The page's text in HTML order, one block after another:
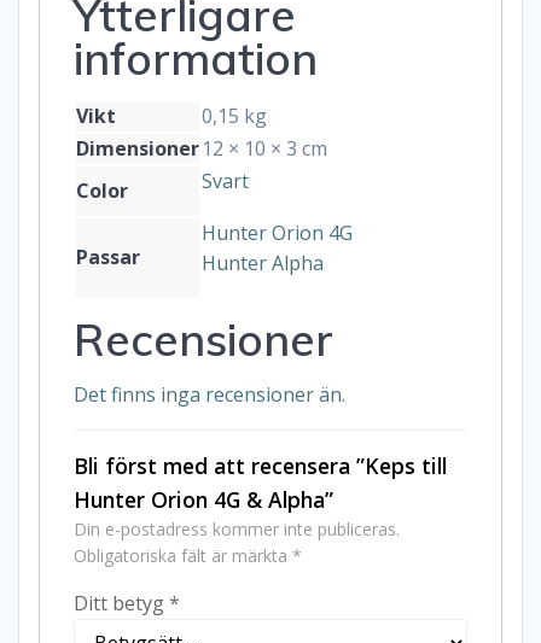
Ytterligare
information
Vikt
0,15 kg
Dimensioner12 × 10 × 3 cm
Color
Svart
Passar
Hunter Orion 4G
Hunter Alpha
Recensioner
Det finns inga recensioner än.
Bli först med att recensera ”Keps till
Hunter Orion 4G & Alpha”
Din e-postadress kommer inte publiceras.
Obligatoriska fält är märkta *
Ditt betyg*